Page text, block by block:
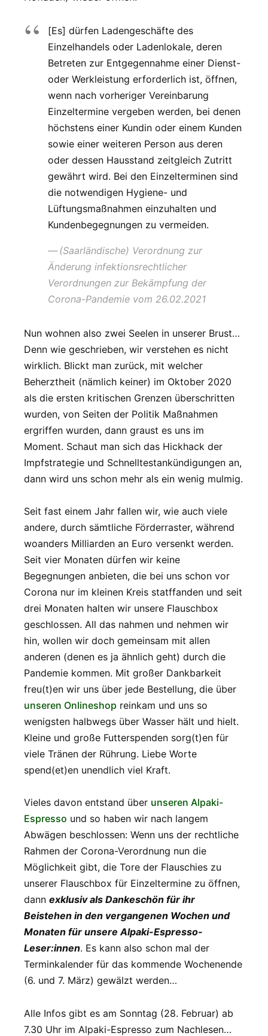
[Es] dürfen Ladengeschäfte des
Einzelhandels oder Ladenlokale, deren
Betreten zur Entgegennahme einer Dienst-
oder Werkleistung erforderlich ist, öffnen,
wenn nach vorheriger Vereinbarung
Einzeltermine vergeben werden, bei denen
höchstens einer Kundin oder einem Kunden
sowie einer weiteren Person aus deren
oder dessen Hausstand zeitgleich Zutritt
gewährt wird. Bei den Einzelterminen sind
die notwendigen Hygiene- und
Lüftungsmaßnahmen einzuhalten und
Kundenbegegnungen zu vermeiden.
(Saarländische) Verordnung zur
Änderung infektionsrechtlicher
Verordnungen zur Bekämpfung der
Corona-Pandemie vom 26.02.2021
Nun wohnen also zwei Seelen in unserer Brust…
Denn wie geschrieben, wir verstehen es nicht
wirklich. Blickt man zurück, mit welcher
Beherztheit (nämlich keiner) im Oktober 2020
als die ersten kritischen Grenzen überschritten
wurden, von Seiten der Politik Maßnahmen
ergriffen wurden, dann graust es uns im
Moment. Schaut man sich das Hickhack der
Impfstrategie und Schnelltestankündigungen an,
dann wird uns schon mehr als ein wenig mulmig.
Seit fast einem Jahr fallen wir, wie auch viele
andere, durch sämtliche Förderraster, während
woanders Milliarden an Euro versenkt werden.
Seit vier Monaten dürfen wir keine
Begegnungen anbieten, die bei uns schon vor
Corona nur im kleinen Kreis statffanden und seit
drei Monaten halten wir unsere Flauschbox
geschlossen. All das nahmen und nehmen wir
hin, wollen wir doch gemeinsam mit allen
anderen (denen es ja ähnlich geht) durch die
Pandemie kommen. Mit großer Dankbarkeit
freu(t)en wir uns über jede Bestellung, die über
unseren Onlineshop reinkam und uns so
wenigsten halbwegs über Wasser hält und hielt.
Kleine und große Futterspenden sorg(t)en für
viele Tränen der Rührung. Liebe Worte
spend(et)en unendlich viel Kraft.
Vieles davon entstand über unseren Alpaki-
Espresso und so haben wir nach langem
Abwägen beschlossen: Wenn uns der rechtliche
Rahmen der Corona-Verordnung nun die
Möglichkeit gibt, die Tore der Flauschies zu
unserer Flauschbox für Einzeltermine zu öffnen,
dann exklusiv als Dankeschön für ihr
Beistehen in den vergangenen Wochen und
Monaten für unsere Alpaki-Espresso-
Leser:innen. Es kann also schon mal der
Terminkalender für das kommende Wochenende
(6. und 7. März) gewälzt werden…
Alle Infos gibt es am Sonntag (28. Februar) ab
7.30 Uhr im Alpaki-Espresso zum Nachlesen…